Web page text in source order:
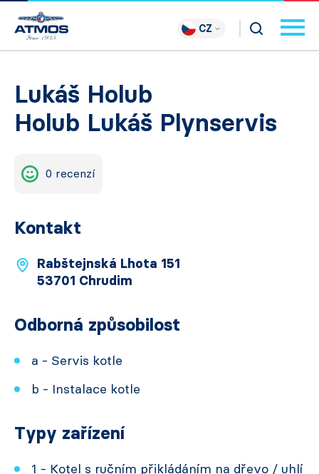
CZ
Lukáš Holub
Holub Lukáš Plynservis
0 recenzí
Kontakt
Rabštejnská Lhota 151
53701 Chrudim
Odborná způsobilost
a - Servis kotle
b - Instalace kotle
Typy zařízení
1 - Kotel s ručním přikládáním na dřevo / uhlí